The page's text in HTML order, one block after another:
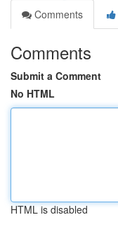
Comments
Comments
Submit a Comment
No HTML
HTML is disabled